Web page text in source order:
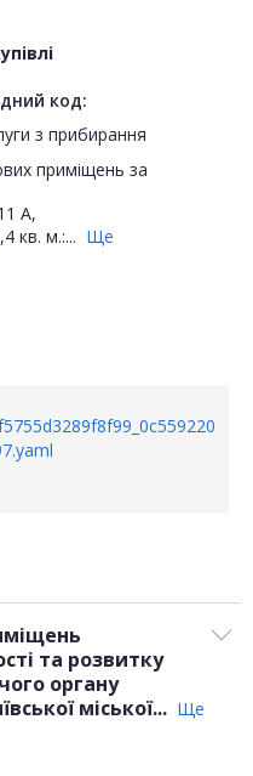
код:
з прибирання
приміщень за
А,
кв. м.:... Ще
та розвитку
органу
міської... Ще